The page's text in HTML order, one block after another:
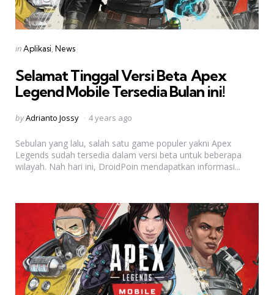
Categories
Posted
inAplikasi News
Selamat Tinggal Versi Beta  Apex
Legend Mobile Tersedia Bulan ini!
Posted
byAdrianto Jossy 4 years ago
Sebulan yang lalu, salah satu game populer yakni Apex
Legends sudah tersedia dalam versi beta untuk beberapa
wilayah. Nah hari ini, DroidPoin mendapatkan informasi...